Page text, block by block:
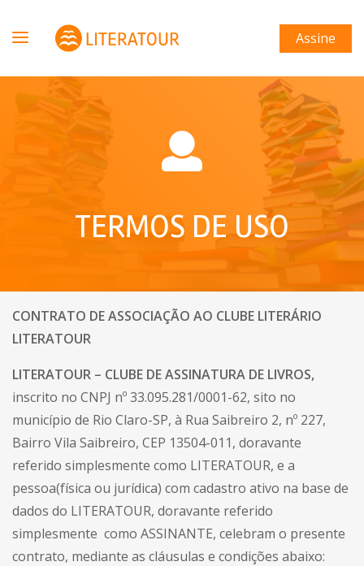
Assine
TERMOS DE USO
CONTRATO DE ASSOCIAÇÃO AO CLUBE LITERÁRIO
LITERATOUR
LITERATOUR – CLUBE DE ASSINATURA DE LIVROS,
inscrito no CNPJ nº 33.095.281/0001-62, sito no
município de Rio Claro-SP, à Rua Saibreiro 2, nº 227,
Bairro Vila Saibreiro, CEP 13504-011, doravante
referido simplesmente como LITERATOUR, e a
pessoa(física ou jurídica) com cadastro ativo na base de
dados do LITERATOUR, doravante referido
simplesmente como ASSINANTE, celebram o presente
contrato, mediante as cláusulas e condições abaixo: